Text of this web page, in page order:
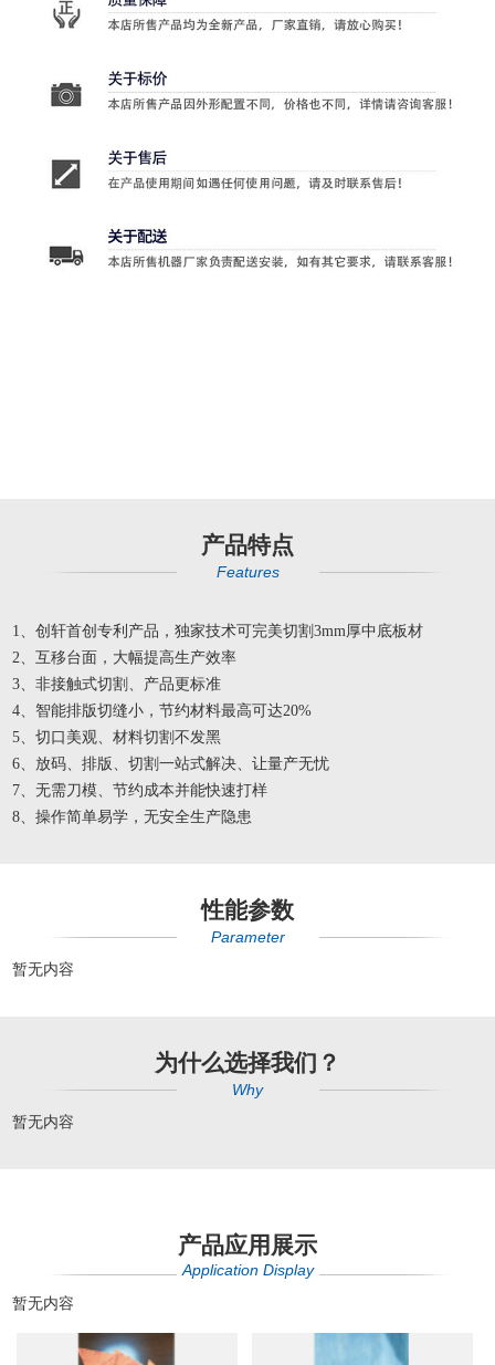
产品特点
Features
1、创轩首创专利产品，独家技术可完美切割3mm厚中底板材
2、互移台面，大幅提高生产效率
3、非接触式切割、产品更标准
4、智能排版切缝小，节约材料最高可达20%
5、切口美观、材料切割不发黑
6、放码、排版、切割一站式解决、让量产无忧
7、无需刀模、节约成本并能快速打样
8、操作简单易学，无安全生产隐患
性能参数
Parameter
暂无内容
为什么选择我们？
Why
暂无内容
产品应用展示
Application Display
暂无内容